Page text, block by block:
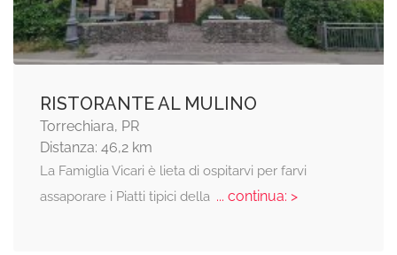
RISTORANTE AL MULINO
Torrechiara, PR
Distanza: 46,2 km
La Famiglia Vicari è lieta di ospitarvi per farvi
assaporare i Piatti tipici della... continua: >